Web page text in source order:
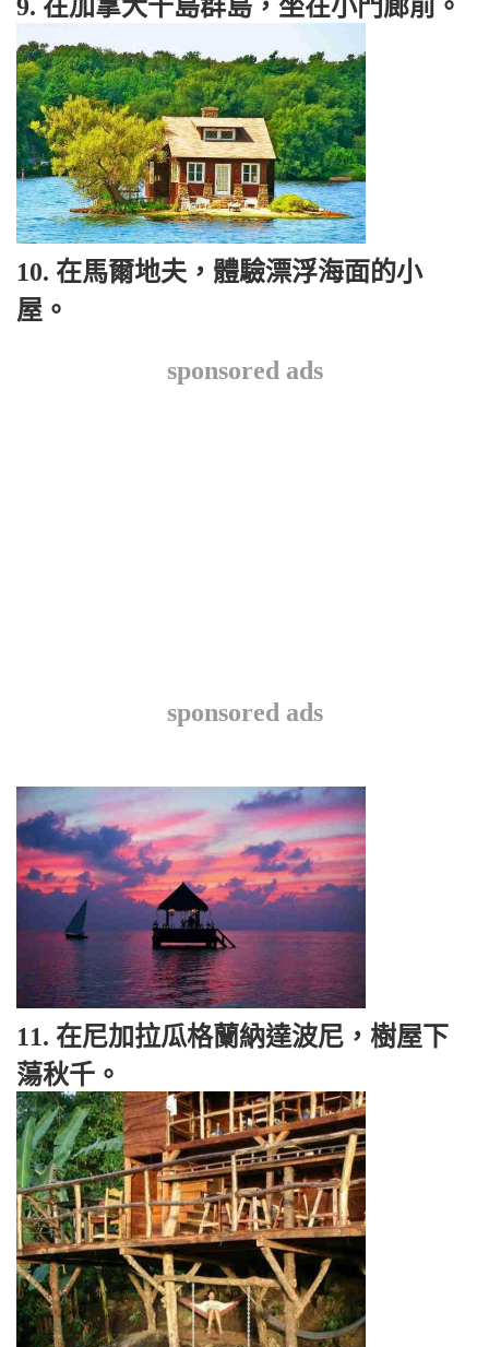
9. 在加拿大千島群島，坐在小門廊前。
10. 在馬爾地夫，體驗漂浮海面的小
屋。
sponsored ads
sponsored ads
11. 在尼加拉瓜格蘭納達波尼，樹屋下
蕩秋千。